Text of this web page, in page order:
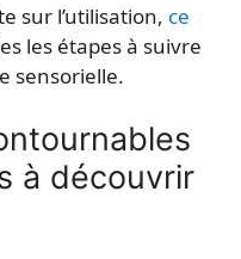
sur l’utilisation, ce
les étapes à suivre
sensorielle.
à découvrir